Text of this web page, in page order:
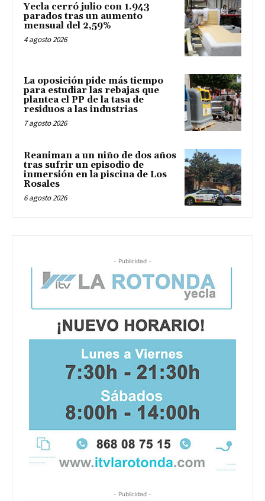
Yecla cerró julio con 1.943
parados tras un aumento
mensual del 2,59%
4 agosto 2026
La oposición pide más tiempo
para estudiar las rebajas que
plantea el PP de la tasa de
residuos a las industrias
7 agosto 2026
Reaniman a un niño de dos años
tras sufrir un episodio de
inmersión en la piscina de Los
Rosales
6 agosto 2026
- Publicidad -
- Publicidad -